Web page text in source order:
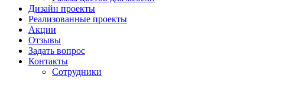
Дизайн проекты
Реализованные проекты
Акции
Отзывы
Задать вопрос
Контакты
Сотрудники